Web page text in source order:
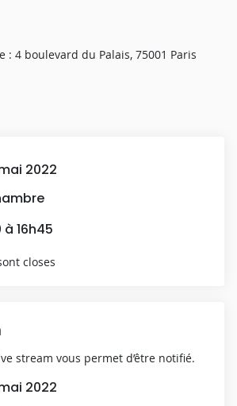
: 4 boulevard du Palais, 75001 Paris
2022
à 16h45
closes
stream vous permet d’être notifié.
2022